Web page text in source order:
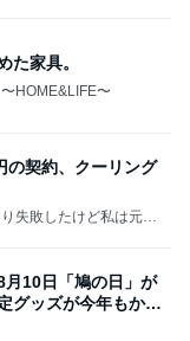
た家具。
HOME&LIFE〜
の契約、クーリング
失敗したけど私は元気
月10日「鳩の日」が
グッズが今年もかわ